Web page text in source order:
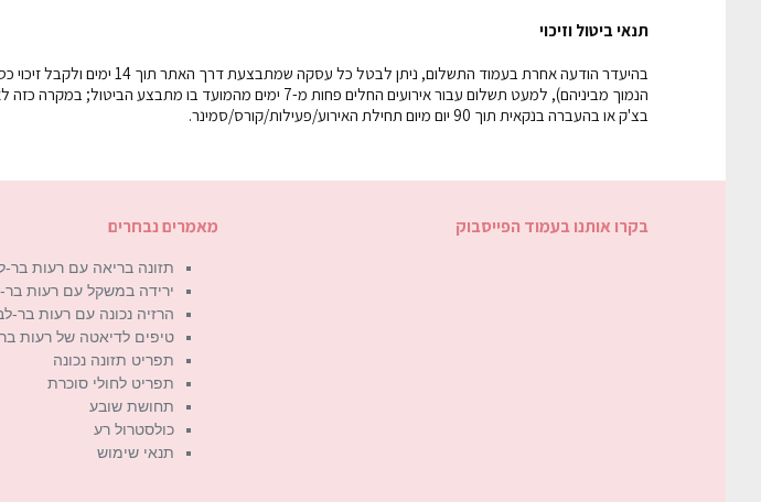
תנאי ביטול וזיכוי
הנמוך מביניהם), למעט תשלום עבור אירועים החלים פחות מ-7 ימים
בצ'ק או בהעברה בנקאית תוך 90 יום מיום תחילת האירוע/פעילות/קורס/סמינר.
בקרו אותנו בעמוד הפייסבוק מאמרים נבחרים
תזונה בריאה עם רעות בר-
ירידה במשקל עם רעות
הרזיה נכונה עם רעות בר-
טיפים לדיאטה של רעות
תפריט תזונה נכונה
תפריט לחולי סוכרת
תחושת שובע
כולסטרול רע
תנאי שימוש